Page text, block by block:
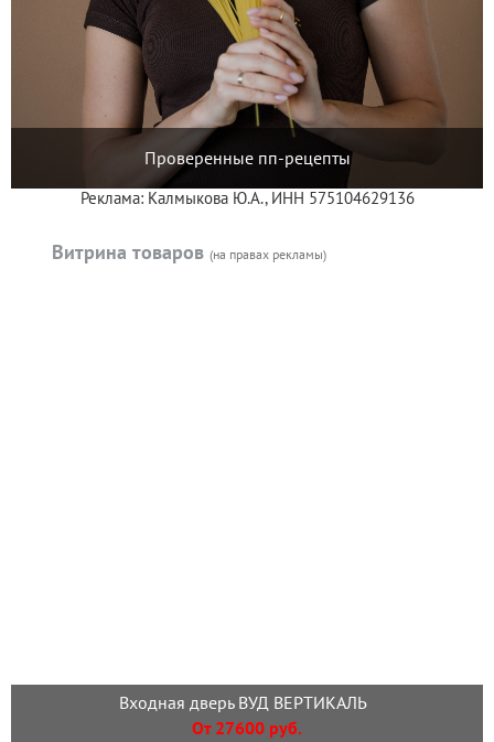
Проверенные пп-рецепты
Реклама: Калмыкова Ю.А., ИНН 575104629136
Витрина товаров (на правах рекламы)
Входная дверь ВУД ВЕРТИКАЛЬ
От 27600 руб.